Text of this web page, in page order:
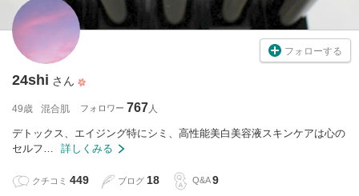
フォローする
24shi さん
49歳 混合肌 フォロワー 767
デトックス、エイジング特にシミ、高性能美白美容液スキンケアは心の
セルフ…
詳しくみる
クチコミ 449 ブログ 18 Q&A 9